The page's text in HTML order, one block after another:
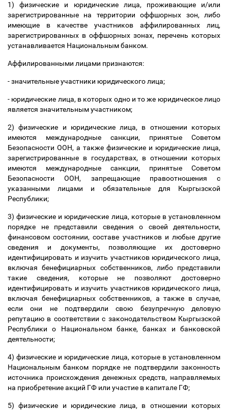
1) физические и юридические лица, проживающие и/или
зарегистрированные на территории оффшорных зон, либо
имеющие в качестве участников аффилированных лиц,
зарегистрированных в оффшорных зонах, перечень которых
устанавливается Национальным банком.
Аффилированными лицами признаются:
- значительные участники юридического лица;
- юридические лица, в которых одно и то же юридическое лицо
является значительным участником;
2) физические и юридические лица, в отношении которых
имеются международные санкции, принятые Советом
Безопасности ООН, а также физические и юридические лица,
зарегистрированные в государствах, в отношении которых
имеются международные санкции, принятые Советом
Безопасности ООН, запрещающие правоотношения с
указанными лицами и обязательные для Кыргызской
Республики;
3) физические и юридические лица, которые в установленном
порядке не представили сведения о своей деятельности,
финансовом состоянии, составе участников и любые другие
сведения и документы, позволяющие их достоверно
идентифицировать и изучить участников юридического лица,
включая бенефициарных собственников, либо представили
такие сведения, которые не позволяют достоверно
идентифицировать и изучить участников юридического лица,
включая бенефициарных собственников, а также в случае,
если они не подтвердили свою безупречную деловую
репутацию в соответствии с законодательством Кыргызской
Республики о Национальном банке, банках и банковской
деятельности;
4) физические и юридические лица, которые в установленном
Национальным банком порядке не подтвердили законность
источника происхождения денежных средств, направляемых
на приобретение акций ГФ или участие в капитале ГФ;
5) физические и юридические лица, в отношении которых